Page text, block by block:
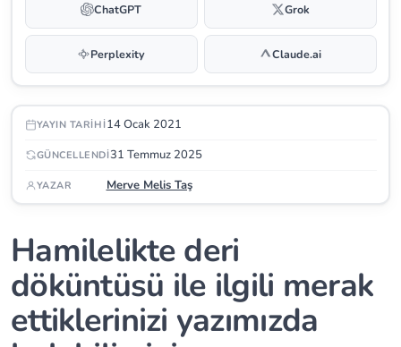
ChatGPT Grok
Perplexity Claude.ai
YAYIN TARIHI14 Ocak 2021
GÜNCELLENDI31 Temmuz 2025
YAZAR Merve Melis Taş
Hamilelikte deri
döküntüsü ile ilgili merak
ettiklerinizi yazımızda